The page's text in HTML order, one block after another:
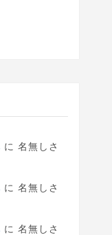
に名無しさ
に名無しさ
に名無しさ